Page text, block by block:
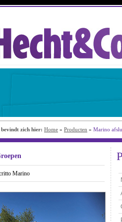
bevindt zich hier: Home » Producten » Marino
Marino